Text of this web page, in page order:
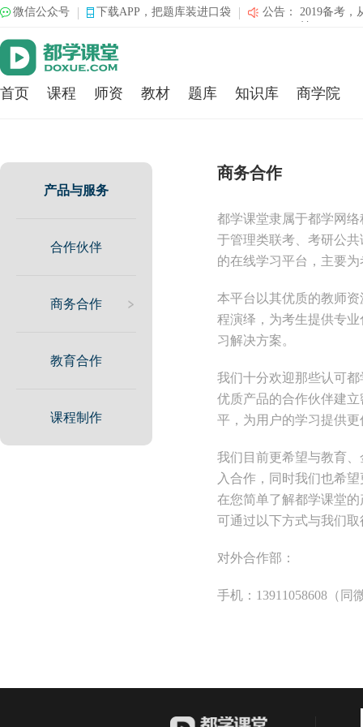
微信公众号 下载APP，把题库装进口袋 公告：
2019备考，
省3000元
2019MBA英
首页 课程 师资 教材 题库 知识库 商学院
产品与服务
合作伙伴
商务合作
教育合作
课程制作
商务合作
都学课堂隶属于都学网
于管理类联考、考研公
的在线学习平台，主要
本平台以其优质的教师
程演绎，为考生提供专
习解决方案。
我们十分欢迎那些认可
优质产品的合作伙伴建
平，为用户的学习提供
我们目前更希望与教育
入合作，同时我们也希
在您简单了解都学课堂
可通过以下方式与我们
对外合作部：
手机：13911058608（同